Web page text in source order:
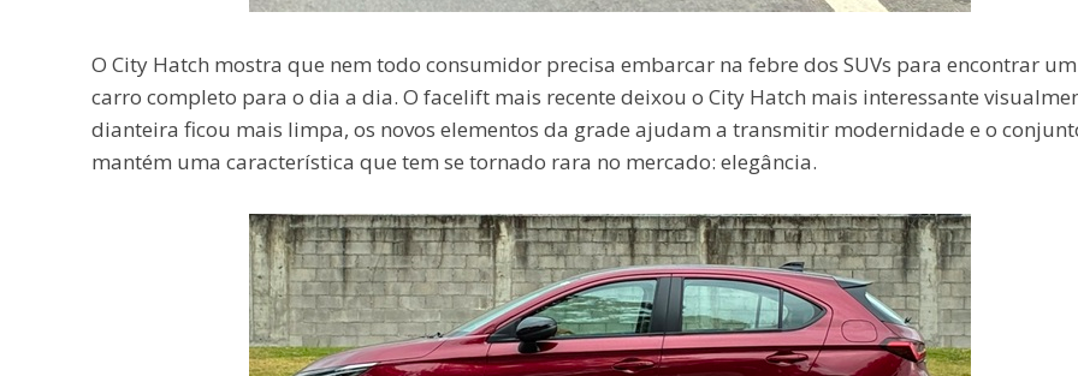
O City Hatch mostra que nem todo consumidor precisa embarcar na febre dos SUVs para encontrar um
carro completo para o dia a dia. O facelift mais recente deixou o City Hatch mais interessante
dianteira ficou mais limpa, os novos elementos da grade ajudam a transmitir modernidade e o
mantém uma característica que tem se tornado rara no mercado: elegância.